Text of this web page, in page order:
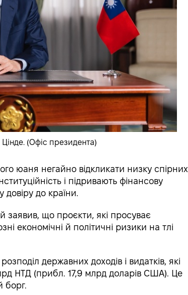
(Офіс президента)
юаня негайно відкликати низку спірних
і підривають фінансову
довіру до країни.
заявив, що проєкти, які просуває
економічні й політичні ризики на тлі
державних доходів і видатків, які
НТД (прибл. 17,9 млрд доларів США). Це
борг.